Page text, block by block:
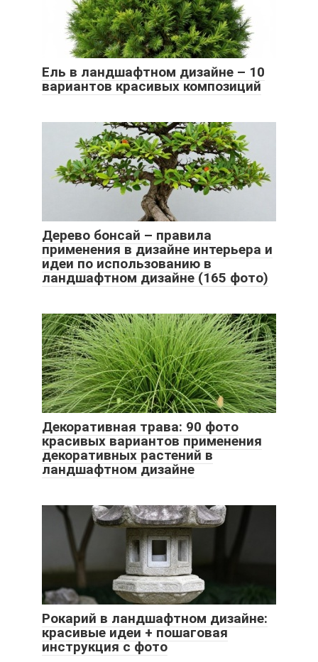
Ель в ландшафтном дизайне – 10
вариантов красивых композиций
Дерево бонсай – правила
применения в дизайне интерьера и
идеи по использованию в
ландшафтном дизайне (165 фото)
Декоративная трава: 90 фото
красивых вариантов применения
декоративных растений в
ландшафтном дизайне
Рокарий в ландшафтном дизайне:
красивые идеи + пошаговая
инструкция с фото